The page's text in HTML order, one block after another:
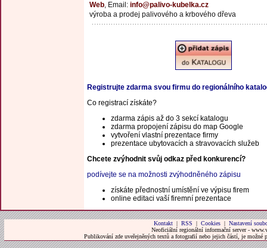
Web, Email: info@palivo-kubelka.cz
výroba a prodej palivového a krbového dřeva
Registrujte zdarma svou firmu do regionálního
Co registrací získáte?
zdarma zápis až do 3 sekcí katalogu
zdarma propojení zápisu do map Google
vytvoření vlastní prezentace firmy
prezentace ubytovacích a stravovacích služeb
Chcete zvýhodnit svůj odkaz před konkurencí?
podívejte se na možnosti zvýhodněného zápisu
získáte přednostní umístění ve výpisu firem
online editaci vaší firemní prezentace
Kontakt| RSS | Cookies| Nastavení
Neoficiální regionální informační server -
Publikování zde uveřejněných textů a fotografií nebo jejich částí, je možné